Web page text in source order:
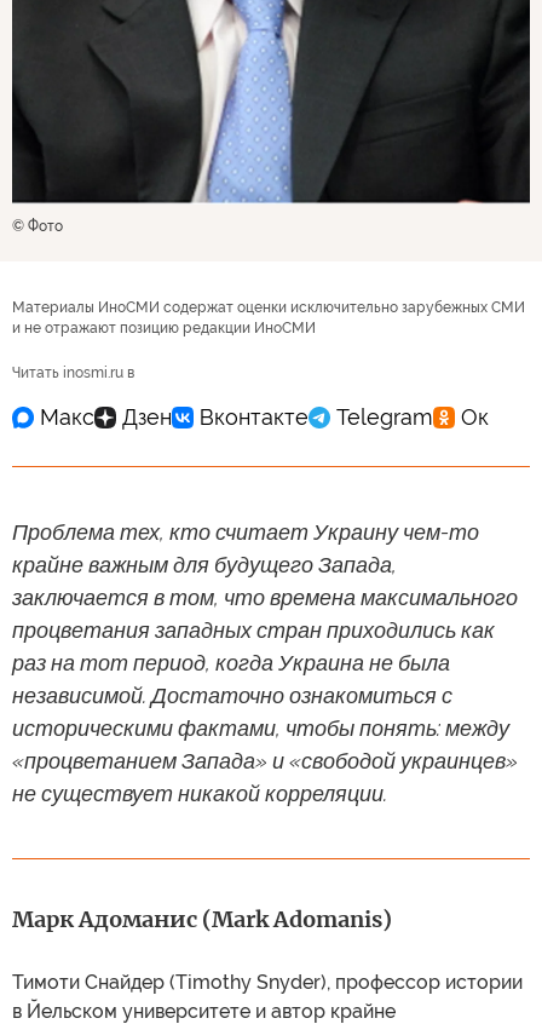
© Фото
Материалы ИноСМИ содержат оценки исключительно зарубежных СМИ
и не отражают позицию редакции ИноСМИ
Читать inosmi.ru в
Проблема тех, кто считает Украину чем-то
крайне важным для будущего Запада,
заключается в том, что времена максимального
процветания западных стран приходились как
раз на тот период, когда Украина не была
независимой. Достаточно ознакомиться с
историческими фактами, чтобы понять: между
«процветанием Запада» и «свободой украинцев»
не существует никакой корреляции.
Марк Адоманис (Mark Adomanis)
Тимоти Снайдер (Timothy Snyder), профессор истории
в Йельском университете и автор крайне